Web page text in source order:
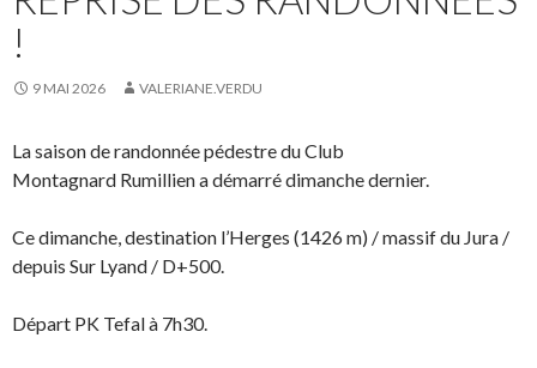
!
9 MAI 2026 VALERIANE.VERDU
La saison de randonnée pédestre du Club
Montagnard Rumillien a démarré dimanche dernier.
Ce dimanche, destination l’Herges (1426 m) / massif du Jura /
depuis Sur Lyand / D+500.
Départ PK Tefal à 7h30.